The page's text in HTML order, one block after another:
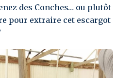
des Conches… ou plutôt
pour extraire cet escargot